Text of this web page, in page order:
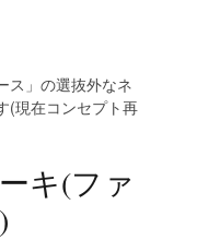
ス」の選抜外なネ
(現在コンセプト再
キ(ファ